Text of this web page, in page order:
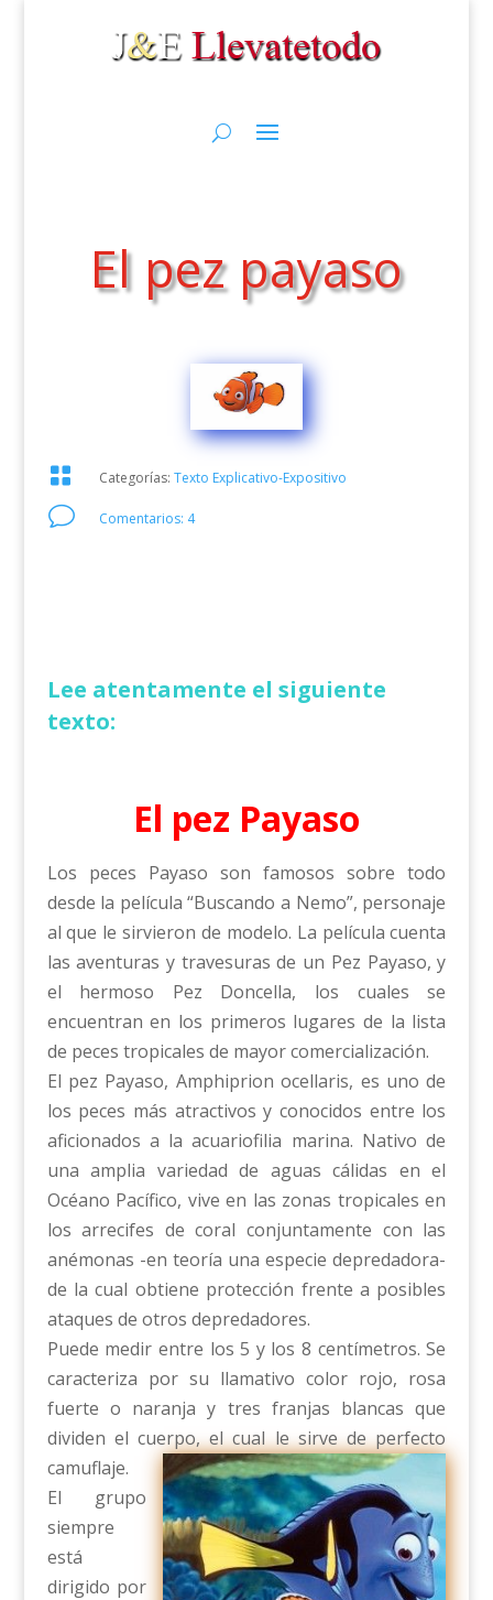
El pez payaso
 Categorías: Texto Explicativo-Expositivo
v Comentarios: 4
Lee atentamente el siguiente
texto:
El pez Payaso
Los peces Payaso son famosos sobre todo
desde la película “Buscando a Nemo”, personaje
al que le sirvieron de modelo. La película cuenta
las aventuras y travesuras de un Pez Payaso, y
el hermoso Pez Doncella, los cuales se
encuentran en los primeros lugares de la lista
de peces tropicales de mayor comercialización.
El pez Payaso, Amphiprion ocellaris, es uno de
los peces más atractivos y conocidos entre los
aficionados a la acuariofilia marina. Nativo de
una amplia variedad de aguas cálidas en el
Océano Pacífico, vive en las zonas tropicales en
los arrecifes de coral conjuntamente con las
anémonas -en teoría una especie depredadora-
de la cual obtiene protección frente a posibles
ataques de otros depredadores.
Puede medir entre los 5 y los 8 centímetros. Se
caracteriza por su llamativo color rojo, rosa
fuerte o naranja y tres franjas blancas que
dividen el cuerpo, el cual le sirve de perfecto
camuflaje.
El grupo
siempre
está
dirigido por